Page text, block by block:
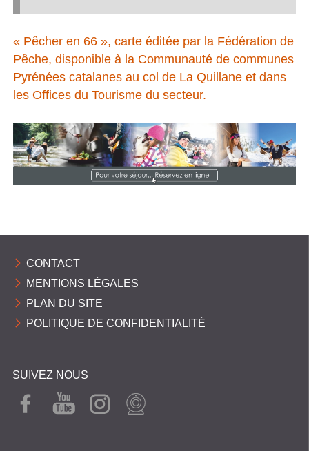
« Pêcher en 66 », carte éditée par la Fédération de
Pêche, disponible à la Communauté de communes
Pyrénées catalanes au col de La Quillane et dans
les Offices du Tourisme du secteur.
CONTACT
MENTIONS LÉGALES
PLAN DU SITE
POLITIQUE DE CONFIDENTIALITÉ
SUIVEZ NOUS
FAC
EBO
YOU
TUB
INST
AGR
WEB
CAM